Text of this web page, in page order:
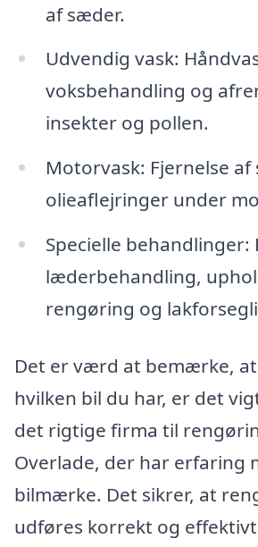
af sæder.
Udvendig vask:
voksbehandling og
insekter og pollen.
Motorvask: Fjernelse af
olieaflejringer under
Specielle behandlinger:
læderbehandling,
rengøring og
Det er værd at bemærke,
hvilken bil du har, er det
det rigtige firma til
Overlade, der har erfaring
bilmærke. Det sikrer, at
udføres korrekt og